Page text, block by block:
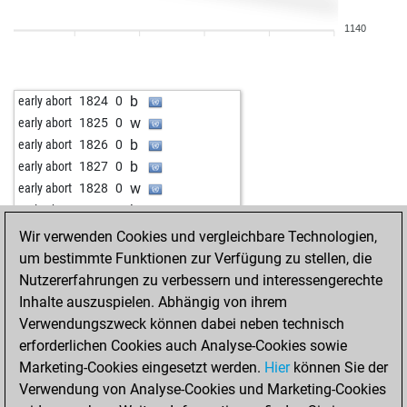
w
gegner 1674
armendinio776 2157
armendinio776 2154
hugo2006 1950
amrhamed1 2207
quantify 1754 1 w
amrhamed1 2204 0 w
emil33 1609 0 w
emil33 1618 1 b
emil33 1592 0 w
emil33 1600 1 b
sharin 1627 1 b
sharin 1637 1 w
ario_barzan21 2062 0 w
1140
early abort 1824 0 b
early abort 1825 0 w
early abort 1826 0 b
early abort 1827 0 b
early abort 1828 0 w
early abort 1829 0 b
early abort 1830 0 b
early abort 1831 0 b
early abort 1833 0 w
early abort 1834 0 w
early abort 1835 0 w
early abort 1836 0 w
early abort 1837 0 w
early abort 1838 0 b
Wir verwenden Cookies und vergleichbare Technologien,
um bestimmte Funktionen zur Verfügung zu stellen, die
Nutzererfahrungen zu verbessern und interessengerechte
Inhalte auszuspielen. Abhängig von ihrem
Verwendungszweck können dabei neben technisch
erforderlichen Cookies auch Analyse-Cookies sowie
Marketing-Cookies eingesetzt werden. Hierkönnen Sie der
Verwendung von Analyse-Cookies und Marketing-Cookies